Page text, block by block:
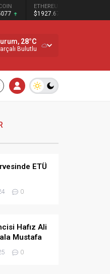
SOLANA
$73.88
28°C
Bulutlu
ETÜ
0
Hafız Ali
Mustafa
Atandı
0